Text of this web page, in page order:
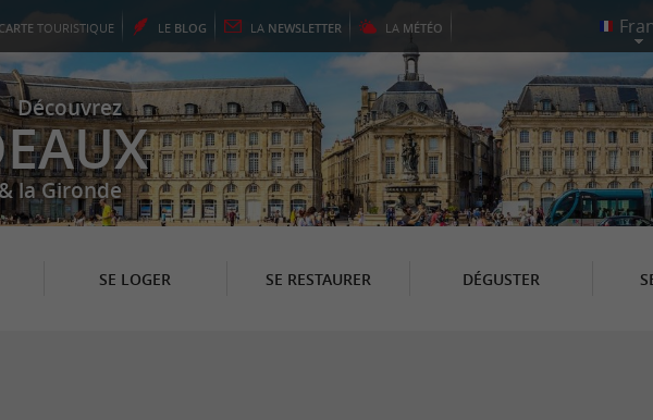
CARTE TOURISTIQUE LE BLOG LA NEWSLETTER LA MÉTÉO
Découvrez
& la Gironde
SE LOGER SE RESTAURER DÉGUSTER